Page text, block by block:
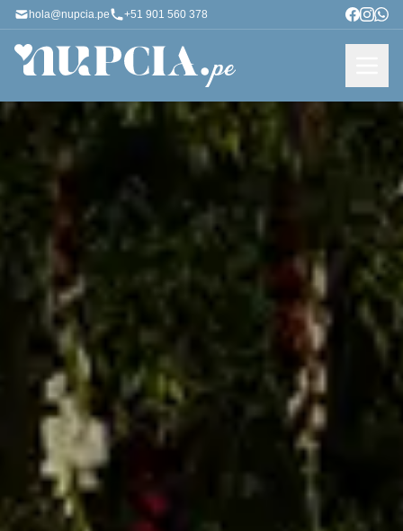
hola@nupcia.pe +51 901 560 378